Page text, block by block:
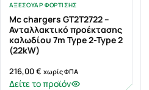
ΑΞΕΣΟΥΆΡ ΦΌΡΤΙΣΗΣ
Mc chargers GT2T2722 –
Ανταλλακτικό προέκτασης
καλωδίου 7m Type 2-Type 2
(22kW)
216,00€ χωρίς ΦΠΑ
Δείτε το προϊόν